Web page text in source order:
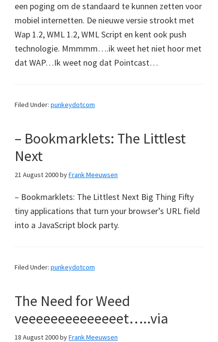
een poging om de standaard te kunnen zetten voor
mobiel internetten. De nieuwe versie strookt met
Wap 1.2, WML 1.2, WML Script en kent ook push
technologie. Mmmmm….ik weet het niet hoor met
dat WAP…Ik weet nog dat Pointcast…
Filed Under: punkeydotcom
– Bookmarklets: The Littlest
Next
21 August 2000byFrank Meeuwsen
– Bookmarklets: The Littlest Next Big Thing Fifty
tiny applications that turn your browser’s URL field
into a JavaScript block party.
Filed Under: punkeydotcom
The Need for Weed
veeeeeeeeeeeeeet…..via
18 August 2000byFrank Meeuwsen